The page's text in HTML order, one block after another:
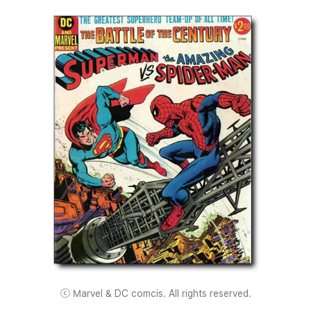
ⓒ Marvel & DC comcis. All rights reserved.